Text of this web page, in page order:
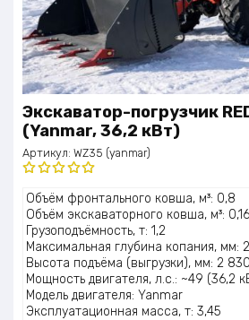
Экскаватор-погрузчик
(Yanmar, 36,2 кВт)
Артикул: WZ35 (yanmar)
Оценка
5.00из 5
Объём фронтального ковша, м³: 0,8
Объём экскаваторного ковша, м³: 0,16
Грузоподъёмность, т: 1,2
Максимальная глубина копания, мм:
Высота подъёма (выгрузки), мм: 2 830
Мощность двигателя, л.с.: ~49 (36,2
Модель двигателя: Yanmar
Эксплуатационная масса, т: 3,45